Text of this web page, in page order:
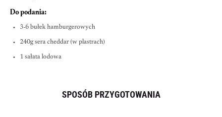
Do podania:
3-6 bułek hamburgerowych
240g sera cheddar (w plastrach)
1 sałata lodowa
SPOSÓB PRZYGOTOWANIA